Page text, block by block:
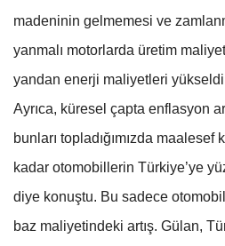
madeninin gelmemesi ve
yanmalı motorlarda üretim
yandan enerji maliyetleri
Ayrıca, küresel çapta enflasyon
bunları topladığımızda
kadar otomobillerin Türkiye’ye
diye konuştu. Bu sadece
baz maliyetindeki artış. Gülan,